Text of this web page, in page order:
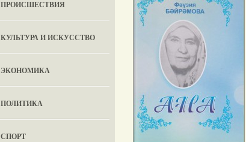
ПРОИСШЕСТВИЯ
КУЛЬТУРА И ИСКУССТВО
ЭКОНОМИКА
ПОЛИТИКА
СПОРТ